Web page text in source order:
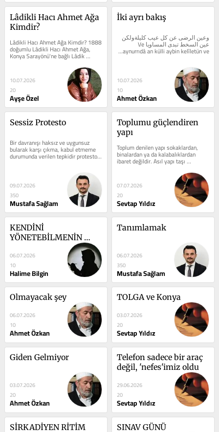
Lâdikli Hacı Ahmet Ağa
Kimdir?
Lâdikli Hacı Ahmet Ağa Kimdir? 1888
doğumlu Lâdikli Hacı Ahmet Ağa,
Konya Sarayönü'ne bağlı Lâdik
kasabasında yaşamış bir...
10.07.2026
20
Ayşe Özel
İki ayrı bakış
aynurrıdâ an külli aybin kelîletün ve...
10.07.2026
10
Ahmet Özkan
Sessiz Protesto
Bir davranışı haksız ve uygunsuz
bularak karşı çıkma, kabul etmeme
durumunda verilen tepkidir protesto.
İnsan olmanın, hakkını aramanın,...
09.07.2026
350
Mustafa Sağlam
Toplumu güçlendiren
yapı
Toplum denilen yapı sokaklardan,
binalardan ya da kalabalıklardan
ibaret değildir. Asıl yapı taşı
görünmeyen ama her şeyi ayakta
07.07.2026
20
Sevtap Yıldız
KENDİNİ
YÖNETEBİLMENİN
06.07.2026
10
Halime Bilgin
Tanımlamak
06.07.2026
350
Mustafa Sağlam
Olmayacak şey
06.07.2026
10
Ahmet Özkan
TOLGA ve Konya
03.07.2026
20
Sevtap Yıldız
Giden Gelmiyor
03.07.2026
20
Ahmet Özkan
Telefon sadece bir araç
değil, 'nefes'imiz oldu
29.06.2026
20
Sevtap Yıldız
SİRKADİYEN RİTİM
SINAV GÜNÜ